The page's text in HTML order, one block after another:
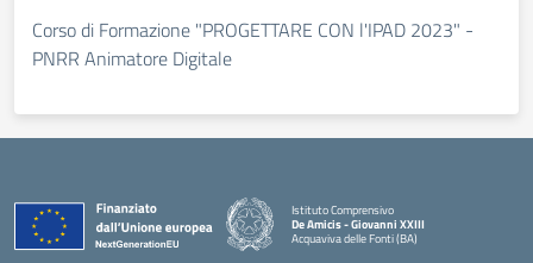
Corso di Formazione "PROGETTARE CON l'IPAD 2023" -
PNRR Animatore Digitale
Istituto Comprensivo
De Amicis - Giovanni XXIII
Acquaviva delle Fonti (BA)
— Visita la pagina iniziale della scuola